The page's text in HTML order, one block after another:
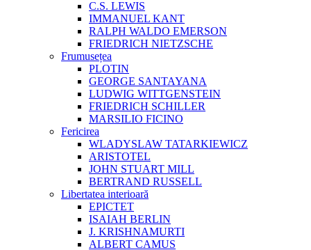
C.S. LEWIS
IMMANUEL KANT
RALPH WALDO EMERSON
FRIEDRICH NIETZSCHE
Frumusețea
PLOTIN
GEORGE SANTAYANA
LUDWIG WITTGENSTEIN
FRIEDRICH SCHILLER
MARSILIO FICINO
Fericirea
WLADYSLAW TATARKIEWICZ
ARISTOTEL
JOHN STUART MILL
BERTRAND RUSSELL
Libertatea interioară
EPICTET
ISAIAH BERLIN
J. KRISHNAMURTI
ALBERT CAMUS